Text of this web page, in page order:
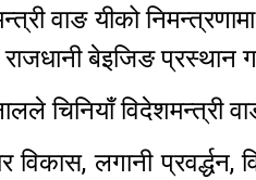
वाङ यीको
बेइजिङ प्रस्थान
चिनियाँ विदेशमन्त्री
विकास, लगानी